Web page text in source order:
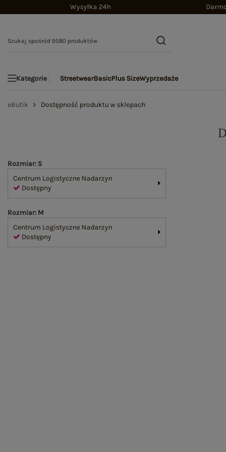
Wysyłka 24h
Kategorie StreetwearBasicPlus SizeWyprzedaże
eButik Dostępność produktu w sklepach
Rozmiar: S
Centrum Logistyczne Nadarzyn
Dostępny
Rozmiar: M
Centrum Logistyczne Nadarzyn
Dostępny